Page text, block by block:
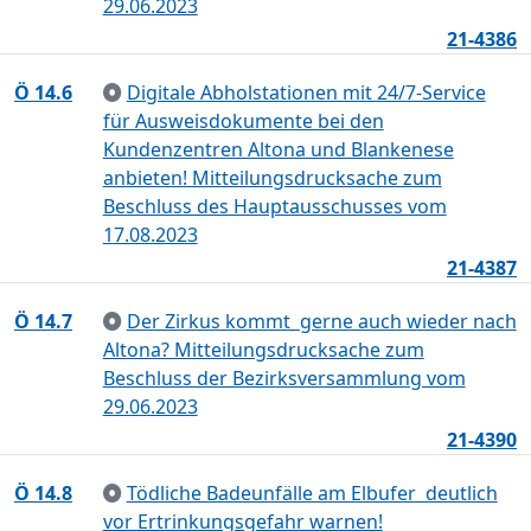
29.06.2023
21-4386
Ö 14.6
Digitale Abholstationen mit 24/7-Service
für Ausweisdokumente bei den
Kundenzentren Altona und Blankenese
anbieten! Mitteilungsdrucksache zum
Beschluss des Hauptausschusses vom
17.08.2023
21-4387
Ö 14.7
Der Zirkus kommt  gerne auch wieder nach
Altona? Mitteilungsdrucksache zum
Beschluss der Bezirksversammlung vom
29.06.2023
21-4390
Ö 14.8
Tödliche Badeunfälle am Elbufer  deutlich
vor Ertrinkungsgefahr warnen!